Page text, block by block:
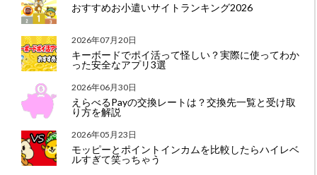
おすすめお小遣いサイトランキング2026
2026年07月20日
キーボードでポイ活って怪しい？実際に使ってわか
った安全なアプリ3選
2026年06月30日
えらべるPayの交換レートは？交換先一覧と受け取
り方を解説
2026年05月23日
モッピーとポイントインカムを比較したらハイレベ
ルすぎて笑っちゃう